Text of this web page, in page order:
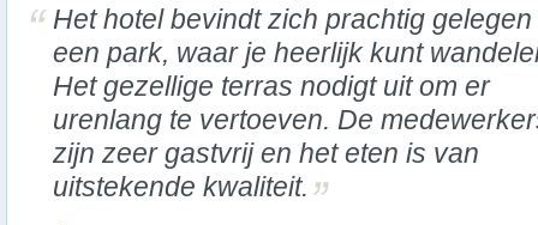
Het hotel bevindt zich prachtig
een park, waar je heerlijk kunt
Het gezellige terras nodigt uit om er
urenlang te vertoeven. De
zijn zeer gastvrij en het eten is van
uitstekende kwaliteit.